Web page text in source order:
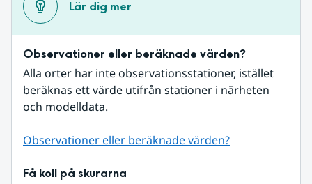
Lär dig mer
Observationer eller beräknade värden?
Alla orter har inte observationsstationer, istället
beräknas ett värde utifrån stationer i närheten
och modelldata.
Observationer eller beräknade värden?
Få koll på skurarna